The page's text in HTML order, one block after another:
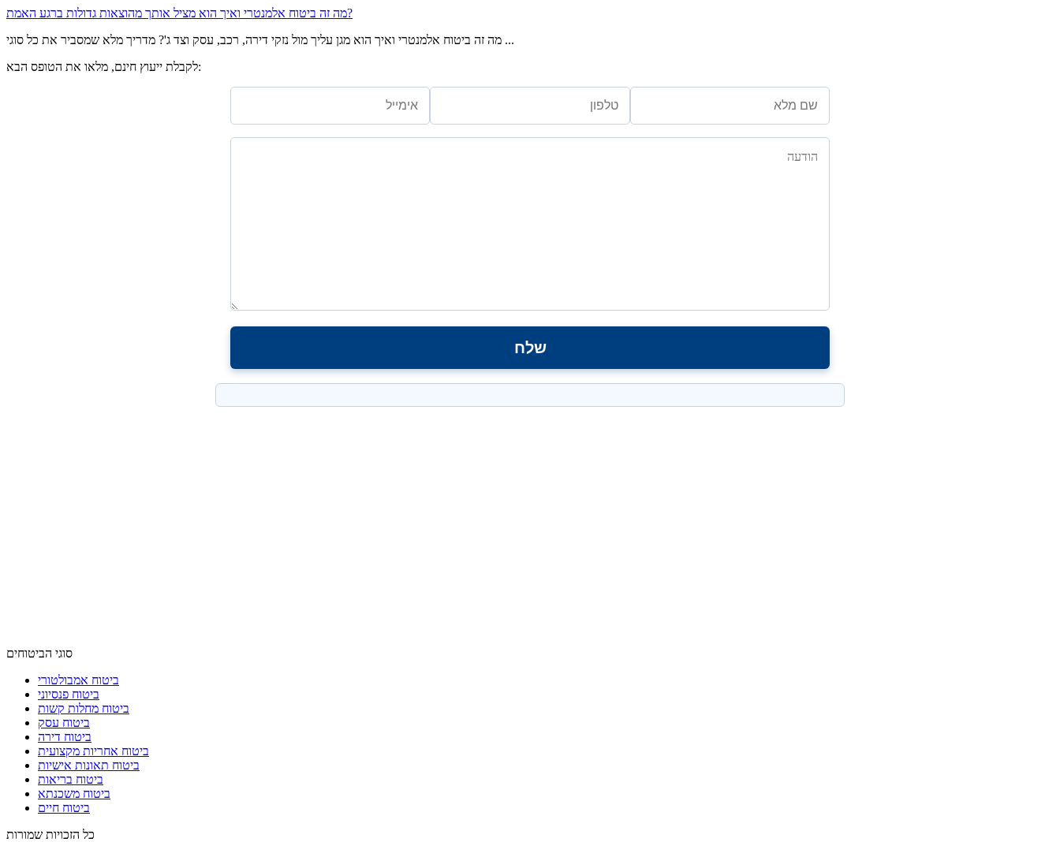
מה זה ביטוח אלמנטרי ואיך הוא מציל אותך מהוצאות גדולות ברגע האמת?
מה זה ביטוח אלמנטרי ואיך הוא מגן עליך מול נזקי דירה, רכב, עסק וצד ג'? מדריך מלא שמסביר את כל סוגי ...
לקבלת ייעוץ חינם, מלאו את הטופס הבא:
סוגי הביטוחים
ביטוח אמבולטורי
ביטוח פנסיוני
ביטוח מחלות קשות
ביטוח עסק
ביטוח דירה
ביטוח אחריות מקצועית
ביטוח תאונות אישיות
ביטוח בריאות
ביטוח משכנתא
ביטוח חיים
כל הזכויות שמורות